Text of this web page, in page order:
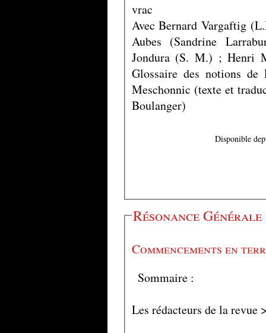
vrac
Avec Bernard Vargaftig
Aubes (Sandrine
Jondura (S. M.) ; Henri
Glossaire des notions
Meschonnic (texte et
Boulanger)
Disponible
Résonance Générale
Commencements en
Sommaire :
Les rédacteurs de la revue